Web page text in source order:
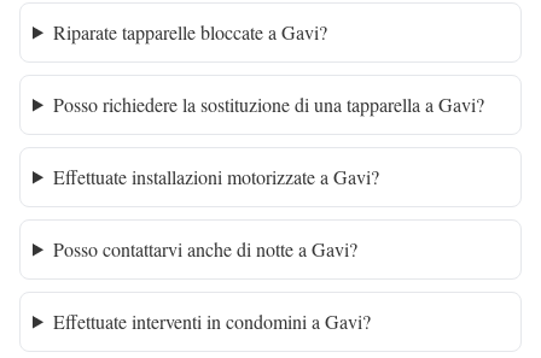
Riparate tapparelle bloccate a Gavi?
Posso richiedere la sostituzione di una tapparella a Gavi?
Effettuate installazioni motorizzate a Gavi?
Posso contattarvi anche di notte a Gavi?
Effettuate interventi in condomini a Gavi?